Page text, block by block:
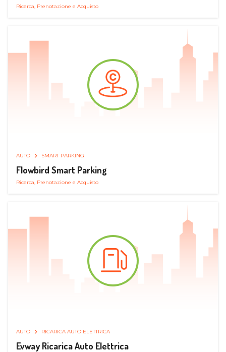
Ricerca, Prenotazione e Acquisto
AUTO SMART PARKING
Flowbird Smart Parking
Ricerca, Prenotazione e Acquisto
AUTO RICARICA AUTO ELETTRICA
Evway Ricarica Auto Elettrica